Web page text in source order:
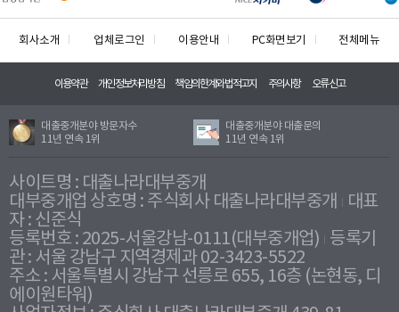
회사소개 업체로그인 이용안내 PC화면보기 전체메뉴
이용약관 개인정보처리방침 책임의한계와법적고지 주의사항 오류신고
대출중개분야 방문자수
11년 연속 1위
대출중개분야 대출문의
11년 연속 1위
사이트명 : 대출나라대부중개
대부중개업 상호명 : 주식회사 대출나라대부중개
대표
자 : 신준식
등록번호 : 2025-서울강남-0111(대부중개업) 등록기
관 : 서울 강남구 지역경제과 02-3423-5522
주소 : 서울특별시 강남구 선릉로 655, 16층 (논현동, 디
에이원타워)